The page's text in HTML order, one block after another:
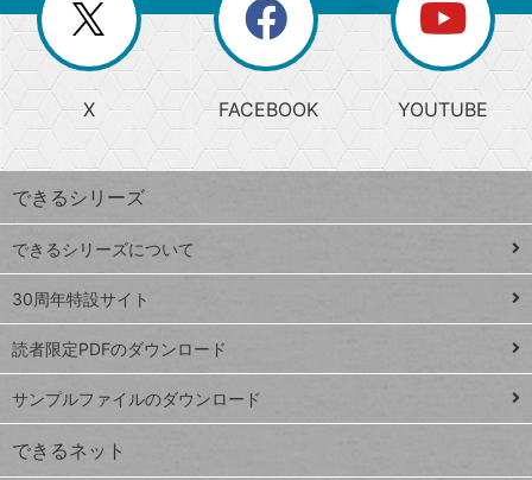
じ
る
search
検
索
上
昇
ワ
ー
ド
Google
スプレ
ッドシ
ート
iPhone
VLOOKUP
閉
じ
る
ー
か
ら
探
す
ト
ッ
プ
ペ
ジ
X FACEBOOK YOUTUBE
できるシリーズ
できるシリーズについて
30周年特設サイト
読者限定PDFのダウンロード
サンプルファイルのダウンロード
できるネット